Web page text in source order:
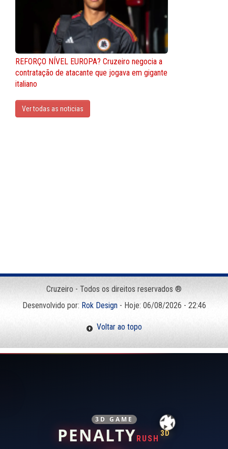
REFORÇO NÍVEL EUROPA? Cruzeiro negocia a
contratação de atacante que jogava em gigante
italiano
Ver todas as noticias
Cruzeiro - Todos os direitos reservados ®
Desenvolvido por: Rok Design- Hoje: 06/08/2026 - 22:46
Voltar ao topo
3D GAME
PENALTY RUSH
3D